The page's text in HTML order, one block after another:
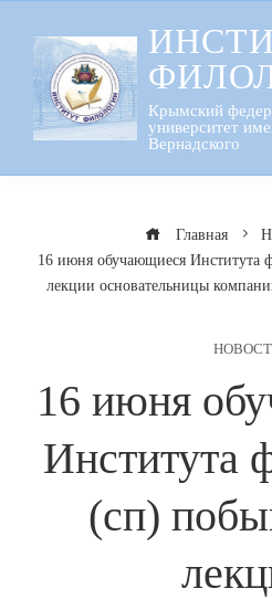
содержанию
Крымский
университет
Вернадского
Главная
16 июня обучающиеся Института
лекции основательницы
16 июня
Института
(сп)